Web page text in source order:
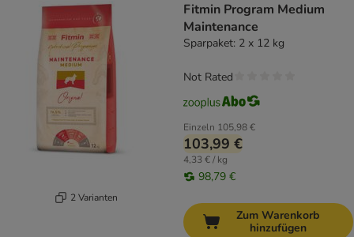
2 Varianten
Fitmin Program Medium
Maintenance
Sparpaket: 2 x 12 kg
Einzeln 105,98 €
103,99 €
4,33 € / kg
98,79 €
Not Rated
Zum Warenkorb
hinzufügen